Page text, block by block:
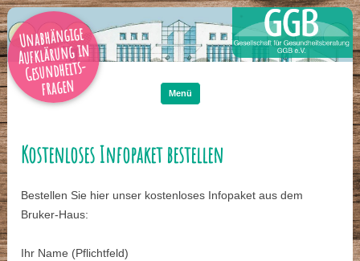
Unabhängige
Aufklärung in
Gesundheits-
fragen Menü
Kostenloses Infopaket bestellen
Bestellen Sie hier unser kostenloses Infopaket aus dem
Bruker-Haus:
Ihr Name (Pflichtfeld)